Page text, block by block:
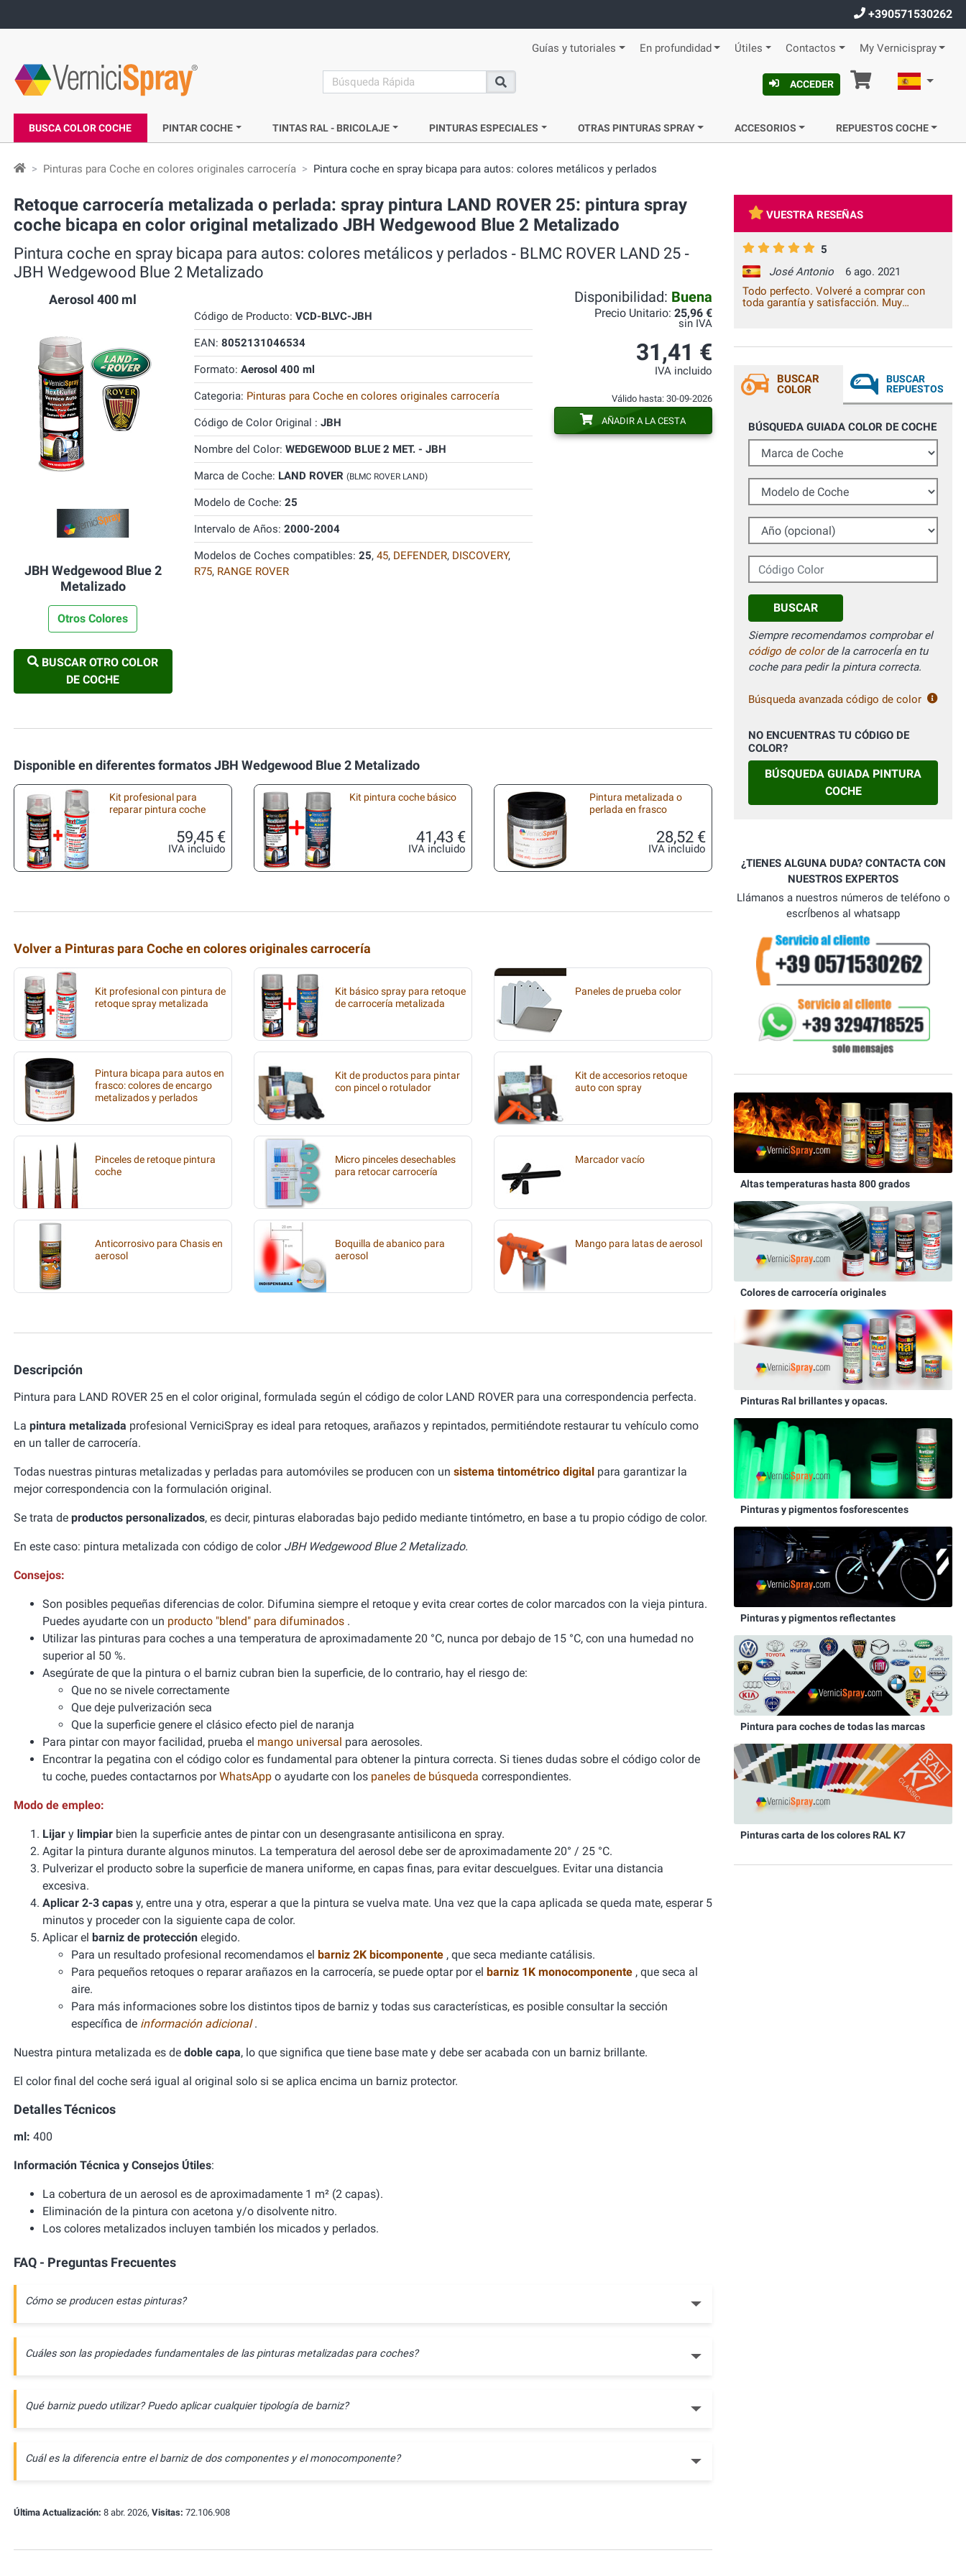
+390571530262
Guías y tutoriales En profundidad Útiles Contactos My Vernicispray
search
Buscar
ACCEDER Cesta Español
BUSCA COLOR COCHE PINTAR COCHE TINTAS RAL - BRICOLAJE PINTURAS ESPECIALES OTRAS PINTURAS SPRAY ACCESORIOS REPUESTOS COCHE
Pinturas para Coche en colores originales carrocería Pintura coche en spray bicapa para autos: colores metálicos y perlados
Retoque carrocería metalizada o perlada: spray pintura LAND ROVER 25: pintura spray
coche bicapa en color original metalizado JBH Wedgewood Blue 2 Metalizado
Pintura coche en spray bicapa para autos: colores metálicos y perlados ‐ BLMC ROVER LAND 25 ‐
JBH Wedgewood Blue 2 Metalizado
Aerosol 400 ml
JBH Wedgewood Blue 2
Metalizado
Otros Colores
BUSCAR OTRO COLOR
DE COCHE
Código de Producto: VCD-BLVC-JBH
EAN: 8052131046534
Formato: Aerosol 400 ml
Categoria: Pinturas para Coche en colores originales carrocería
Código de Color Original : JBH
Nombre del Color: WEDGEWOOD BLUE 2 MET. - JBH
Marca de Coche: LAND ROVER (BLMC ROVER LAND)
Modelo de Coche: 25
Intervalo de Años: 2000-2004
Modelos de Coches compatibles: 25, 45, DEFENDER, DISCOVERY,
R75, RANGE ROVER
Disponibilidad: Buena
Precio Unitario: 25,96 €
sin IVA
31,41 €
IVA incluido
Válido hasta: 30-09-2026
AÑADIR A LA CESTA
Disponible en diferentes formatos JBH Wedgewood Blue 2 Metalizado
Kit profesional para
reparar pintura coche
59,45 €
IVA incluido
Kit pintura coche básico
41,43 €
IVA incluido
Pintura metalizada o
perlada en frasco
28,52 €
IVA incluido
Volver a Pinturas para Coche en colores originales carrocería
Kit profesional con pintura de
retoque spray metalizada
Kit básico spray para retoque
de carrocería metalizada
Paneles de prueba color
Pintura bicapa para autos en
frasco: colores de encargo
metalizados y perlados
Kit de productos para pintar
con pincel o rotulador
Kit de accesorios retoque
auto con spray
Pinceles de retoque pintura
coche
Micro pinceles desechables
para retocar carrocería
Marcador vacío
Anticorrosivo para Chasis en
aerosol
Boquilla de abanico para
aerosol
Mango para latas de aerosol
Descripción
Pintura para LAND ROVER 25 en el color original, formulada según el código de color LAND ROVER para una correspondencia perfecta.
La pintura metalizada profesional VerniciSpray es ideal para retoques, arañazos y repintados, permitiéndote restaurar tu vehículo como
en un taller de carrocería.
Todas nuestras pinturas metalizadas y perladas para automóviles se producen con un sistema tintométrico digital para garantizar la
mejor correspondencia con la formulación original.
Se trata de productos personalizados, es decir, pinturas elaboradas bajo pedido mediante tintómetro, en base a tu propio código de color.
En este caso: pintura metalizada con código de color JBH Wedgewood Blue 2 Metalizado.
Consejos:
Son posibles pequeñas diferencias de color. Difumina siempre el retoque y evita crear cortes de color marcados con la vieja pintura.
Puedes ayudarte con un producto "blend" para difuminados .
Utilizar las pinturas para coches a una temperatura de aproximadamente 20 °C, nunca por debajo de 15 °C, con una humedad no
superior al 50 %.
Asegúrate de que la pintura o el barniz cubran bien la superficie, de lo contrario, hay el riesgo de:
Que no se nivele correctamente
Que deje pulverización seca
Que la superficie genere el clásico efecto piel de naranja
Para pintar con mayor facilidad, prueba el mango universal para aerosoles.
Encontrar la pegatina con el código color es fundamental para obtener la pintura correcta. Si tienes dudas sobre el código color de
tu coche, puedes contactarnos porWhatsApp o ayudarte con los paneles de búsqueda correspondientes.
Modo de empleo:
Lijar y limpiar bien la superficie antes de pintar con un desengrasante antisilicona en spray.
Agitar la pintura durante algunos minutos. La temperatura del aerosol debe ser de aproximadamente 20° / 25 °C.
Pulverizar el producto sobre la superficie de manera uniforme, en capas finas, para evitar descuelgues. Evitar una distancia
excesiva.
Aplicar 2-3 capas y, entre una y otra, esperar a que la pintura se vuelva mate. Una vez que la capa aplicada se queda mate, esperar 5
minutos y proceder con la siguiente capa de color.
Aplicar el barniz de protección elegido.
Para un resultado profesional recomendamos el barniz 2K bicomponente , que seca mediante catálisis.
Para pequeños retoques o reparar arañazos en la carrocería, se puede optar por el barniz 1K monocomponente , que seca al
aire.
Para más informaciones sobre los distintos tipos de barniz y todas sus características, es posible consultar la sección
específica de información adicional.
Nuestra pintura metalizada es de doble capa, lo que significa que tiene base mate y debe ser acabada con un barniz brillante.
El color final del coche será igual al original solo si se aplica encima un barniz protector.
Detalles Técnicos
ml: 400
Información Técnica y Consejos Útiles:
La cobertura de un aerosol es de aproximadamente 1 m² (2 capas).
Eliminación de la pintura con acetona y/o disolvente nitro.
Los colores metalizados incluyen también los micados y perlados.
FAQ - Preguntas Frecuentes
Cómo se producen estas pinturas?
Cuáles son las propiedades fundamentales de las pinturas metalizadas para coches?
Qué barniz puedo utilizar? Puedo aplicar cualquier tipología de barniz?
Cuál es la diferencia entre el barniz de dos componentes y el monocomponente?
Última Actualización: 8 abr. 2026, Visitas: 72.106.908
VUESTRA RESEÑAS
5
José Antonio
6 ago. 2021
Todo perfecto. Volveré a comprar con
toda garantía y satisfacción. Muy
BUSCAR
COLOR
BUSCAR
REPUESTOS
BÚSQUEDA GUIADA COLOR DE COCHE
Marca de Coche
Modelo de Coche
Año (opcional)
Código Color
BUSCAR
Siempre recomendamos comprobar el
código de colorde la carrocerÍa en tu
coche para pedir la pintura correcta.
Búsqueda avanzada código de color
NO ENCUENTRAS TU CÓDIGO DE
COLOR?
BÚSQUEDA GUIADA PINTURA
COCHE
¿TIENES ALGUNA DUDA? CONTACTA CON
NUESTROS EXPERTOS
Llámanos a nuestros números de teléfono o
escrÍbenos al whatsapp
Altas temperaturas hasta 800 grados
Colores de carrocería originales
Pinturas Ral brillantes y opacas.
Pinturas y pigmentos fosforescentes
Pinturas y pigmentos reflectantes
Pintura para coches de todas las marcas
Pinturas carta de los colores RAL K7